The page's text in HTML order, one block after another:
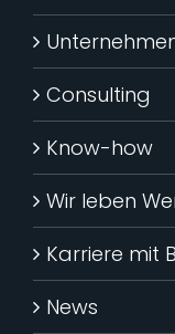
Consulting
Know-how
Wir leben
Karriere mit
News